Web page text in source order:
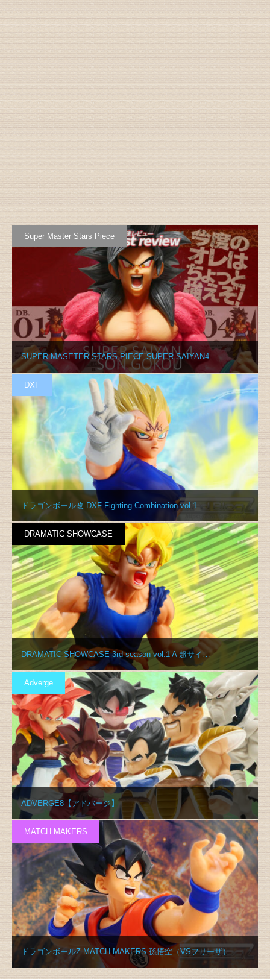
Super Master Stars Piece
SUPER MASETER STARS PIECE SUPER SAIYAN4 …
DXF
ドラゴンボール改 DXF Fighting Combination vol.1
DRAMATIC SHOWCASE
DRAMATIC SHOWCASE 3rd season vol.1 A 超サイ…
Adverge
ADVERGE8【アドバージ】
MATCH MAKERS
ドラゴンボールZ MATCH MAKERS 孫悟空（VSフリーザ）